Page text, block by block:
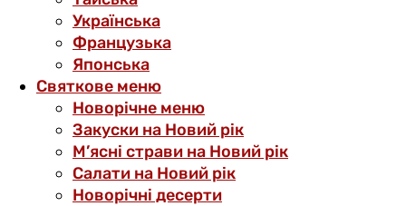
Українська
Французька
Японська
Святкове меню
Новорічне меню
Закуски на Новий рік
М’ясні страви на Новий рік
Салати на Новий рік
Новорічні десерти